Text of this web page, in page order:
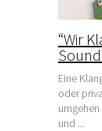
“Wir
Eine
oder
und ...